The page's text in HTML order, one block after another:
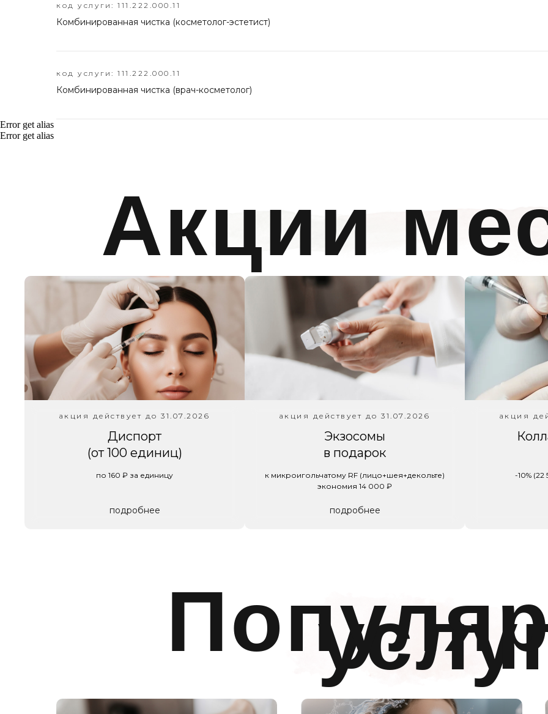
код услуги: 111.222.000.11
Комбинированная чистка (косметолог-эстетист)
код услуги: 111.222.000.11
Комбинированная чистка (врач-косметолог)
Error get alias
Error get alias
Акции
акция действует до 31.07.2026
Диспорт
(от 100 единиц)
по 160 ₽ за единицу
подробнее
акция действует до 31.07.2026
Экзосомы
в подарок
к микроигольчатому RF (лицо+шея+декольте)
экономия 14 000 ₽
подробнее
акция
-10%